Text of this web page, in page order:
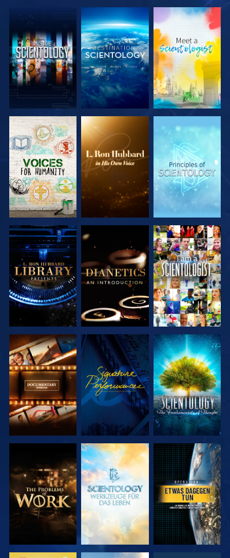
SERIE
ENTDECKEN
SERIE
ENTDECKEN
SERIE
ENTDECKEN
SERIE
ENTDECKEN
SERIE
ENTDECKEN
ANSEHEN
SERIE
ENTDECKEN
ANSEHEN
SERIE
ENTDECKEN
SERIE
ENTDECKEN
SERIE
ENTDECKEN
ANSEHEN